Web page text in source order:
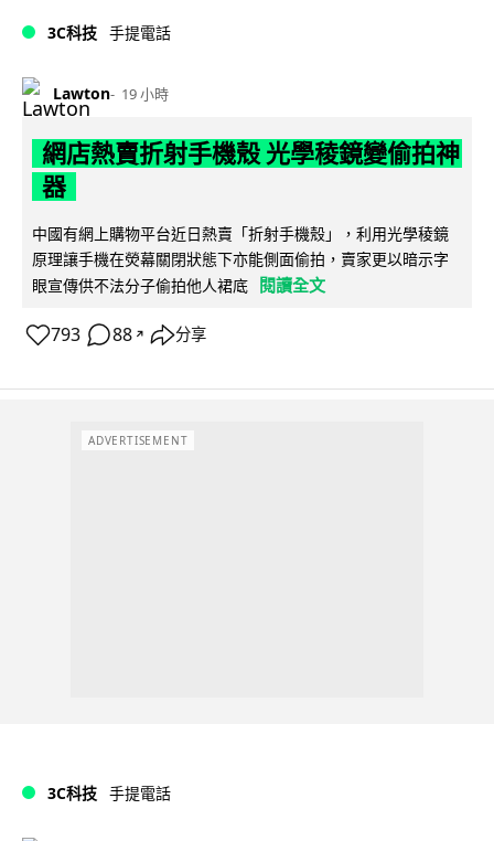
3C科技 手提電話
Lawton 19 小時
網店熱賣折射手機殼 光學稜鏡變偷拍神
器
中國有網上購物平台近日熱賣「折射手機殼」，利用光學稜鏡
原理讓手機在熒幕關閉狀態下亦能側面偷拍，賣家更以暗示字
眼宣傳供不法分子偷拍他人裙底
閱讀全文
793 88 ↗ 分享
ADVERTISEMENT
3C科技 手提電話